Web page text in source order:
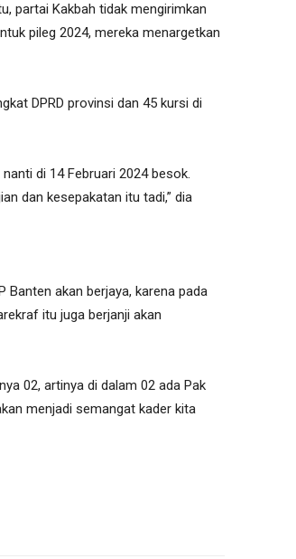
partai Kakbah tidak mengirimkan
pileg 2024, mereka menargetkan
DPRD provinsi dan 45 kursi di
di 14 Februari 2024 besok.
dan kesepakatan itu tadi,” dia
Banten akan berjaya, karena pada
itu juga berjanji akan
02, artinya di dalam 02 ada Pak
menjadi semangat kader kita